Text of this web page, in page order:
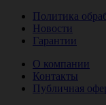
Политика
Новости
Гарантии
О компании
Контакты
Публичная